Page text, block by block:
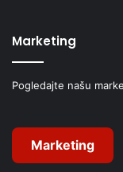
Marketing
Pogledajte našu
Marketing